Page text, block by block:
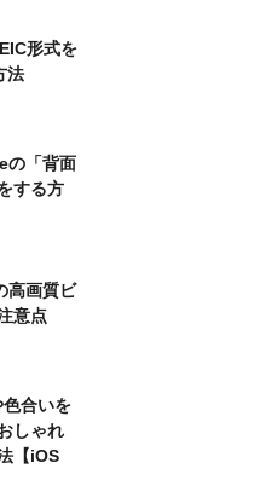
形式を
法
の「背面
する方
高画質ビ
意点
合いを
しゃれ
【iOS